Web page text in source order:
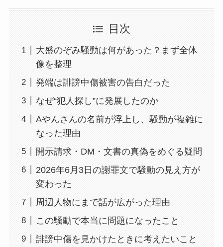
目次
大盛のぞみ騒動は何があった？まず全体
像を整理
発端は誹謗中傷被害の告白だった
なぜ“犯人探し”に発展したのか
Aやんさんの名前が浮上し、騒動が複雑に
なった理由
開示請求・DM・文書の真偽をめぐる疑問
2026年6月3日の謝罪文で騒動の見え方が
変わった
周辺人物にまで話が広がった理由
この騒動で本当に問題になったこと
誹謗中傷を見かけたときに考えたいこと